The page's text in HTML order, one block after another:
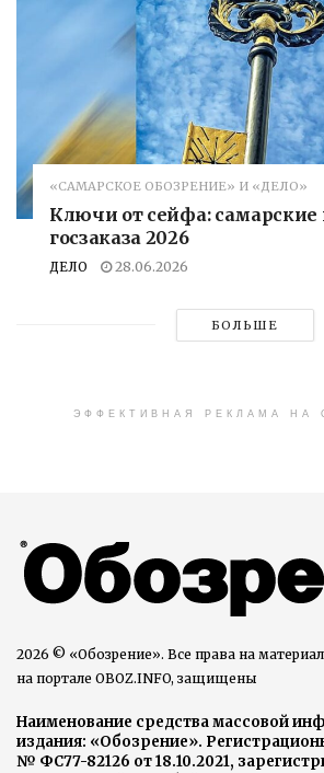
«САМАРСКОЕ ОБОЗРЕНИЕ» И «ДЕЛО»
Ключи от сейфа: самарские
госзаказа 2026
ДЕЛО 28.06.2026
БОЛЬШЕ
ЭФФЕКТИВНАЯ РЕКЛАМА НА
2026 © «Обозрение». Все права на
на портале OBOZ.INFO, защищены
Наименование средства массовой
издания: «Обозрение».
№ ФС77-82126 от 18.10.2021,